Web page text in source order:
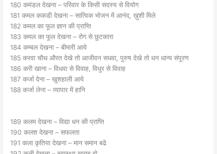
180 कमंडल देखना – परिवार के किसी सदस्य से वियोग
181 कमल ककडी देखना – सात्विक भोजन में आनंद, ख़ुशी मिले
182 कमल का फूल ज्ञान की प्राप्ति
183 कमल का फूल देखना – रोग से छुटकारा
184 कम्बल देखना – बीमारी आये
185 करवा चौथ औरत देखे तो आजीवन सधवा, पुरुष देखे तो धन धान्य संपूरण
186 करी खाना – विधवा से विवाह, विधुर से विवाह
187 कर्जा देना – खुशहाली आये
188 कर्जा लेना – व्यापार में हानि
189 कलम देखना – विद्या धन की प्राप्ति
190 कलश देखना – सफलता
191 कला कृतिया देखना – मान समान बढे